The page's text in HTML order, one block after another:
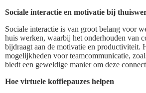
Sociale interactie en motivatie bij
Sociale interactie is van groot belang voor
huis werken, waarbij het onderhouden van
bijdraagt aan de motivatie en productiviteit.
mogelijkheden voor teamcommunicatie,
biedt een geweldige manier om deze
Hoe virtuele koffiepauzes helpen